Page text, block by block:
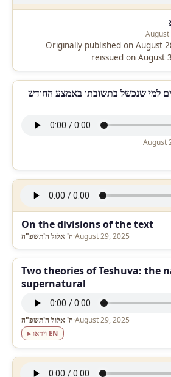
August
Originally published on August
reissued on August
למי שנכשל בתשובתו באמצע החודש
August
On the divisions of the text
ה' אלול ה'תשפ"ה·August 29, 2025
Two theories of Teshuva: the
supernatural
ה' אלול ה'תשפ"ה·August 29, 2025
▸ וידאו EN